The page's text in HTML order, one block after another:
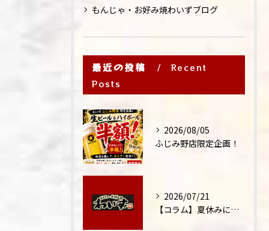
もんじゃ・お好み焼わいずブログ
最近の投稿
Recent
Posts
2026/08/05
ふじみ野店限定企画！
2026/07/21
【コラム】夏休みに家族外食が増える理由